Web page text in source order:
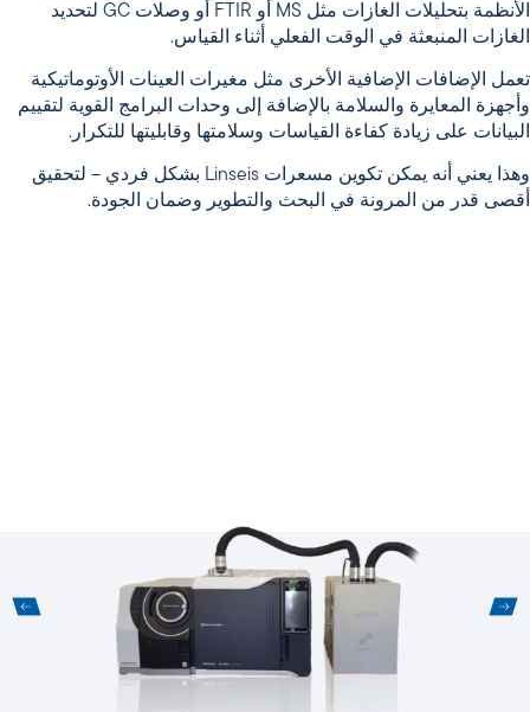
الأنظمة بتحليلات الغازات مثل MS أو FTIR أو وصلات GC لتحديد
الغازات المنبعثة في الوقت الفعلي أثناء القياس.
تعمل الإضافات الإضافية الأخرى مثل مغيرات العينات الأوتوماتيكية
وأجهزة المعايرة والسلامة بالإضافة إلى وحدات البرامج القوية لتقييم
البيانات على زيادة كفاءة القياسات وسلامتها وقابليتها للتكرار.
وهذا يعني أنه يمكن تكوين مسعرات Linseis بشكل فردي – لتحقيق
أقصى قدر من المرونة في البحث والتطوير وضمان الجودة.